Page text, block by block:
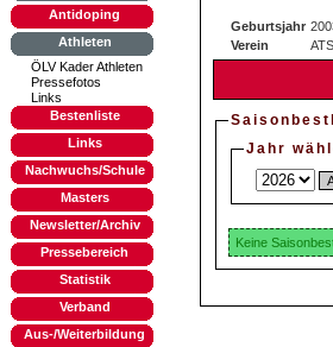
Antidoping
Athleten
ÖLV Kader Athleten
Pressefotos
Links
Bestenliste
Links
Nachwuchs/Schule
Masters
Newsletter/Archiv
Pressebereich
Statistik
Verband
Aus-/Weiterbildung
Geburtsjahr
Verein
Jahr
Keine